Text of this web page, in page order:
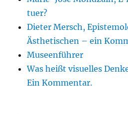
tuer?
Dieter Mersch,
Ästhetischen – ein
Museenführer
Was heißt visuelles
Ein Kommentar.